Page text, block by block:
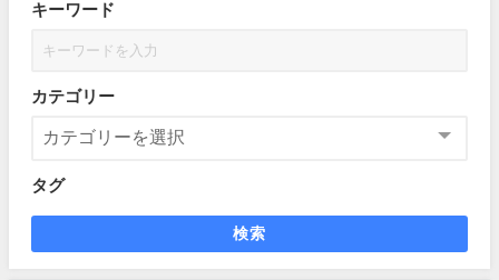
キーワード
カテゴリー
タグ
検索